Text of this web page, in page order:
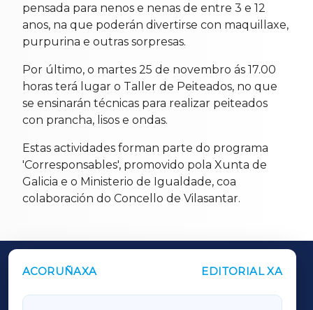
pensada para nenos e nenas de entre 3 e 12
anos, na que poderán divertirse con maquillaxe,
purpurina e outras sorpresas.
Por último, o martes 25 de novembro ás 17.00
horas terá lugar o Taller de Peiteados, no que
se ensinarán técnicas para realizar peiteados
con prancha, lisos e ondas.
Estas actividades forman parte do programa
'Corresponsables', promovido pola Xunta de
Galicia e o Ministerio de Igualdade, coa
colaboración do Concello de Vilasantar.
ACORUÑAXA EDITORIAL XA
OUTROS PERIÓDICOS